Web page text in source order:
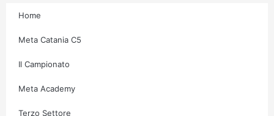
g
r
a
o
k
Home
Meta Catania C5
Il Campionato
Meta Academy
Terzo Settore